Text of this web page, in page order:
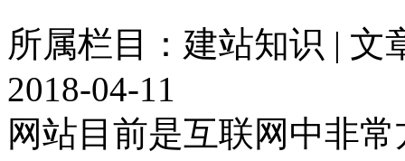
所属栏目：建站知识 | 文
2018-04-11
网站目前是互联网中非